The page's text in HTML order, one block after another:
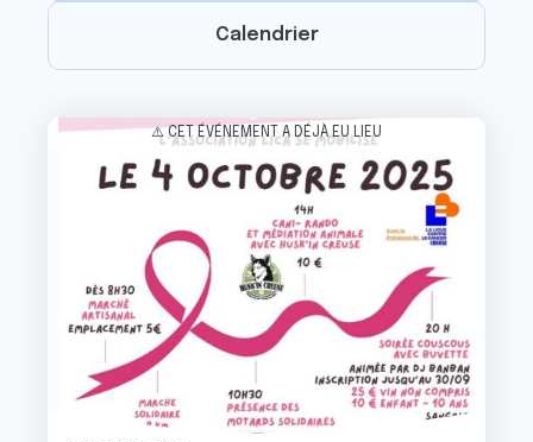
Calendrier
Image ⚠️ CET ÉVÉNEMENT A DÉJÀ EU LIEU